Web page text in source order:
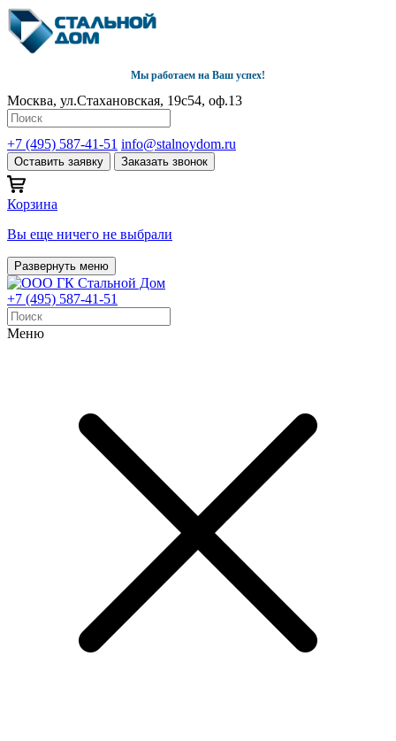
Мы работаем на Ваш успех!
Москва, ул.Стахановская, 19с54, оф.13
+7 (495) 587-41-51 info@stalnoydom.ru
Оставить заявку Заказать звонок
Корзина
Вы еще ничего не выбрали
Развернуть меню
+7 (495) 587-41-51
Меню